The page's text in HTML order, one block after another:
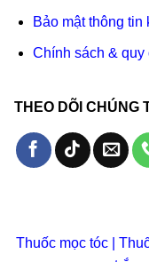
Bảo mật thông tin
Chính sách & quy
THEO DÕI CHÚNG
Thuốc mọc tóc